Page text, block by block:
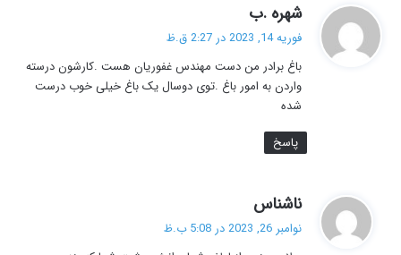
شهره .ب
ف
:
فوریه 14, 2023 در 2:27 ق.ظ
باغ برادر من دست مهندس غفوریان هست .کارشون درسته
واردن به امور باغ .توی دوسال یک باغ خیلی خوب درست
شده
پاسخ
ناشناس
ف
نوامبر 26, 2023 در 5:08 ب.ظ